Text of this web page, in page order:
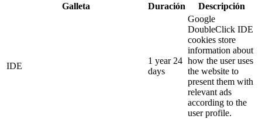
Galleta Duración Descripción
IDE
1 year 24
days
Google
DoubleClick IDE
cookies store
information about
how the user uses
the website to
present them with
relevant ads
according to the
user profile.